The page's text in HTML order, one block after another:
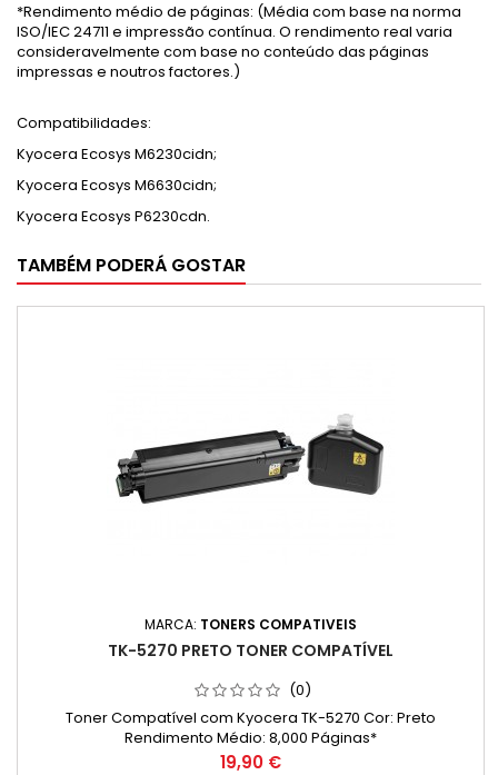
*Rendimento médio de páginas: (Média com base na norma
ISO/IEC 24711 e impressão contínua. O rendimento real varia
consideravelmente com base no conteúdo das páginas
impressas e noutros factores.)
Compatibilidades:
Kyocera Ecosys M6230cidn;
Kyocera Ecosys M6630cidn;
Kyocera Ecosys P6230cdn.
TAMBÉM PODERÁ GOSTAR
MARCA: TONERS COMPATIVEIS
TK-5270 PRETO TONER COMPATÍVEL
(0)
Toner Compatível com Kyocera TK-5270 Cor: Preto
Rendimento Médio: 8,000 Páginas*
Preço
19,90 €